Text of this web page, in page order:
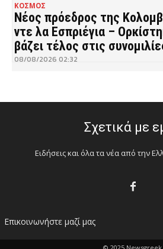
ΚΟΣΜΟΣ
Νέος πρόεδρος της
ντε λα Εσπριέγια –
βάζει τέλος στις
08/08/2026 02:32
Σχετικά με
Ειδήσεις και όλα τα νέα από την
Επικοινωνήστε μαζί μας